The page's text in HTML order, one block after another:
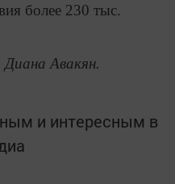
более 230 тыс.
Авакян.
и интересным в